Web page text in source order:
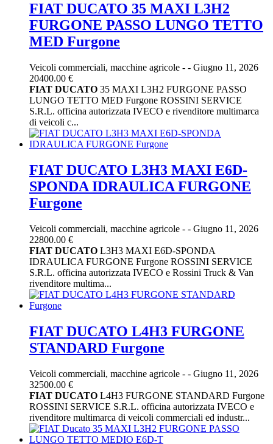
FIAT DUCATO 35 MAXI L3H2
FURGONE PASSO LUNGO TETTO
MED Furgone
Veicoli commerciali, macchine agricole - - Giugno 11, 2026
20400.00 €
FIAT DUCATO 35 MAXI L3H2 FURGONE PASSO
LUNGO TETTO MED Furgone ROSSINI SERVICE
S.R.L. officina autorizzata IVECO e rivenditore multimarca
di veicoli c...
FIAT DUCATO L3H3 MAXI E6D-
SPONDA IDRAULICA FURGONE
Furgone
Veicoli commerciali, macchine agricole - - Giugno 11, 2026
22800.00 €
FIAT DUCATO L3H3 MAXI E6D-SPONDA
IDRAULICA FURGONE Furgone ROSSINI SERVICE
S.R.L. officina autorizzata IVECO e Rossini Truck & Van
rivenditore multima...
FIAT DUCATO L4H3 FURGONE
STANDARD Furgone
Veicoli commerciali, macchine agricole - - Giugno 11, 2026
32500.00 €
FIAT DUCATO L4H3 FURGONE STANDARD Furgone
ROSSINI SERVICE S.R.L. officina autorizzata IVECO e
rivenditore multimarca di veicoli commerciali ed industr...